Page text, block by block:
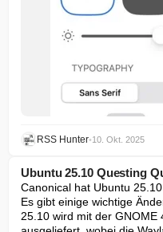
RSS Hunter•10. Okt. 2025
Ubuntu 25.10 Questing
Canonical hat Ubuntu
Es gibt einige wichtige
25.10 wird mit der GNOME